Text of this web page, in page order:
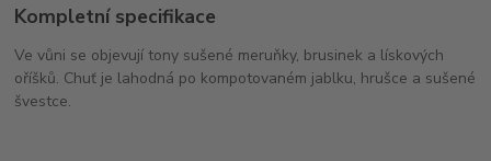
Kompletní specifikace
Ve vůni se objevují tony sušené meruňky, brusinek a lískových
oříšků. Chuť je lahodná po kompotovaném jablku, hrušce a sušené
švestce.